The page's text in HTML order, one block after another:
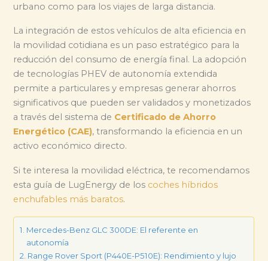
urbano como para los viajes de larga distancia.
La integración de estos vehículos de alta eficiencia en
la movilidad cotidiana es un paso estratégico para la
reducción del consumo de energía final. La adopción
de tecnologías PHEV de autonomía extendida
permite a particulares y empresas generar ahorros
significativos que pueden ser validados y monetizados
a través del sistema de Certificado de Ahorro
Energético (CAE), transformando la eficiencia en un
activo económico directo.
Si te interesa la movilidad eléctrica, te recomendamos
esta guía de LugEnergy de los coches híbridos
enchufables más baratos.
Mercedes-Benz GLC 300DE: El referente en
autonomía
Range Rover Sport (P440E-P510E): Rendimiento y lujo